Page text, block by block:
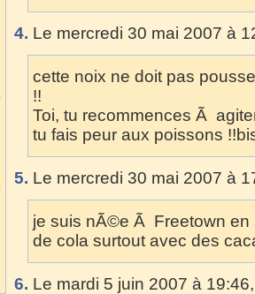
4. Le mercredi 30 mai 2007 à
cette noix ne doit pas
!!
Toi, tu recommences Ã
tu fais peur aux poissons
5. Le mercredi 30 mai 2007 à
je suis nÃ©e Ã Freetown
de cola surtout avec des
6. Le mardi 5 juin 2007 à